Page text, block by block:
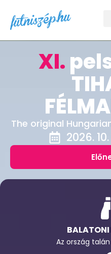
XI.
The original
2026.
Az ország